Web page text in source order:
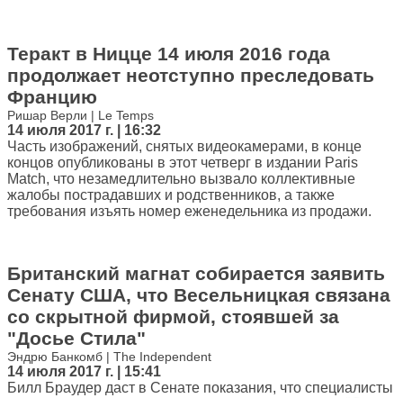
Теракт в Ницце 14 июля 2016 года
продолжает неотступно преследовать
Францию
Ришар Верли | Le Temps
14 июля 2017 г. | 16:32
Часть изображений, снятых видеокамерами, в конце
концов опубликованы в этот четверг в издании Paris
Match, что незамедлительно вызвало коллективные
жалобы пострадавших и родственников, а также
требования изъять номер еженедельника из продажи.
Британский магнат собирается заявить
Сенату США, что Весельницкая связана
со скрытной фирмой, стоявшей за
"Досье Стила"
Эндрю Банкомб | The Independent
14 июля 2017 г. | 15:41
Билл Браудер даст в Сенате показания, что специалисты